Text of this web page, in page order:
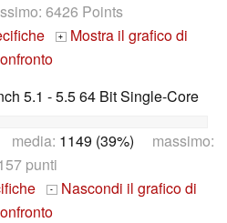
6426 Points
+ Mostra il grafico di
5.1 - 5.5 64 Bit Single-Core
media: 1149 (39%) massimo:
punti
- Nascondi il grafico di